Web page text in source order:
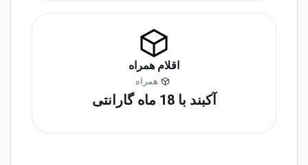
اقلام همراه
همراه
آکبند با 18 ماه گارانتی